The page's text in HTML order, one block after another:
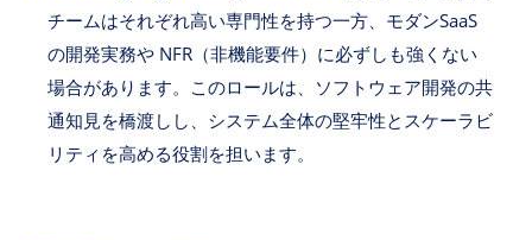
チームはそれぞれ高い専門性を持つ一方、モダンSaaS
の開発実務や NFR（非機能要件）に必ずしも強くない
場合があります。このロールは、ソフトウェア開発の共
通知見を橋渡しし、システム全体の堅牢性とスケーラビ
リティを高める役割を担います。